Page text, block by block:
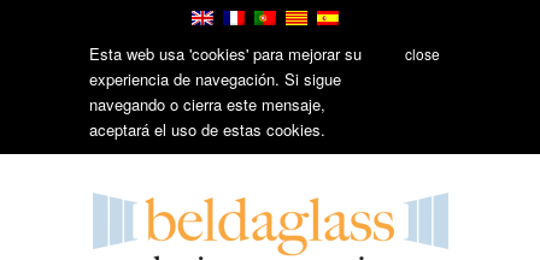
Esta web usa 'cookies' para mejorar su
experiencia de navegación. Si sigue
navegando o cierra este mensaje,
aceptará el uso de estas cookies.
close